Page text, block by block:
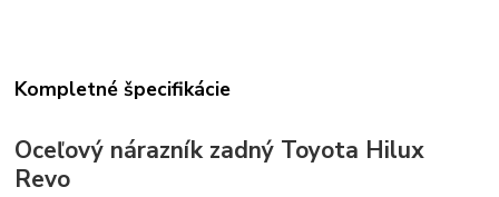
Kompletné špecifikácie
Oceľový nárazník zadný Toyota Hilux
Revo